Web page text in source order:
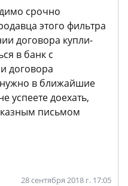
срочно
этого фильтра
договора купли-
в банк с
договора
нужно в ближайшие
успеете доехать,
письмом
28 сентября 2018 г. 17:05